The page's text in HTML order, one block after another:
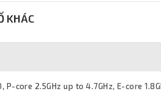
KHÁC
P-core 2.5GHz up to 4.7GHz, E-core